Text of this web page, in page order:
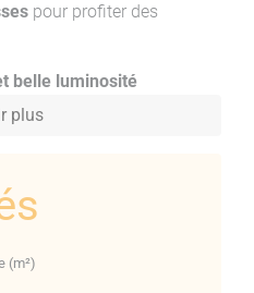
pour profiter des
belle luminosité
principale + porte de
immédiate du
garage
plus
(m²)